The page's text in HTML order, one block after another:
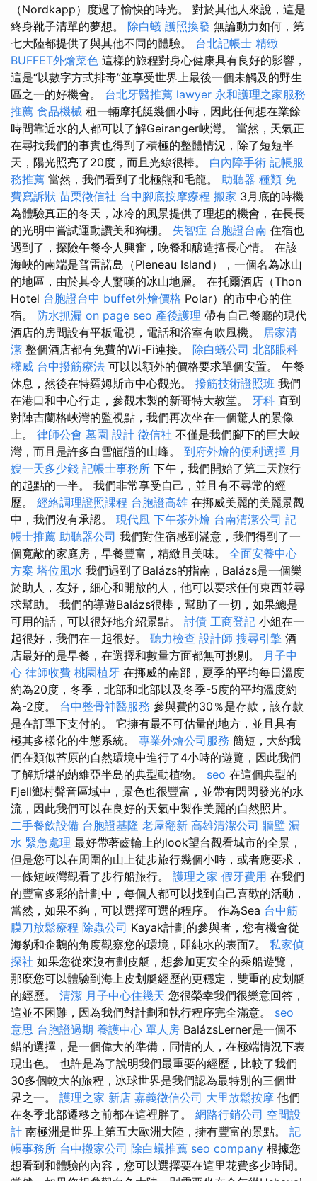
（Nordkapp）度過了愉快的時光。 對於其他人來說，這是
終身靴子清單的夢想。 除白蟻 護照換發 無論動力如何，第
七大陸都提供了與其他不同的體驗。 台北記帳士 精緻
BUFFET外燴菜色 這樣的旅程對身心健康具有良好的影響，
這是“以數字方式排毒”並享受世界上最後一個未觸及的野生
區之一的好機會。 台北牙醫推薦 lawyer 永和護理之家服務
推薦 食品機械 租一輛摩托艇幾個小時，因此任何想在業餘
時間靠近水的人都可以了解Geiranger峽灣。 當然，天氣正
在尋找我們的事實也得到了積極的整體情況，除了短短半
天，陽光照亮了20度，而且光線很棒。 白內障手術 記帳服
務推薦 當然，我們看到了北極熊和毛龍。 助聽器 種類 免
費寫訴狀 苗栗徵信社 台中腳底按摩療程 搬家 3月底的時機
為體驗真正的冬天，冰冷的風景提供了理想的機會，在長長
的光明中嘗試運動讚美和狗棚。 失智症 台胞證台南 住宿也
遇到了，探險午餐令人興奮，晚餐和釀造擅長心情。 在該
海峽的南端是普雷諾島（Pleneau Island），一個名為冰山
的地區，由於其令人驚嘆的冰山地層。 在托爾酒店（Thon
Hotel 台胞證台中 buffet外燴價格 Polar）的市中心的住
宿。 防水抓漏 on page seo 產後護理 帶有自己餐廳的現代
酒店的房間設有平板電視，電話和浴室有吹風機。 居家清
潔 整個酒店都有免費的Wi-Fi連接。 除白蟻公司 北部眼科
權威 台中撥筋療法 可以以額外的價格要求單個安置。 午餐
休息，然後在特羅姆斯市中心觀光。 撥筋技術證照班 我們
在港口和中心行走，參觀木製的新哥特大教堂。 牙科 直到
對陣吉蘭格峽灣的監視點，我們再次坐在一個驚人的景像
上。 律師公會 墓園 設計 徵信社 不僅是我們腳下的巨大峽
灣，而且是許多白雪皚皚的山峰。 到府外燴的便利選擇 月
嫂一天多少錢 記帳士事務所 下午，我們開始了第二天旅行
的起點的一半。 我們非常享受自己，並且有不尋常的經
歷。 經絡調理證照課程 台胞證高雄 在挪威美麗的美麗景觀
中，我們沒有承認。 現代風 下午茶外燴 台南清潔公司 記
帳士推薦 助聽器公司 我們對住宿感到滿意，我們得到了一
個寬敞的家庭房，早餐豐富，精緻且美味。 全面安養中心
方案 塔位風水 我們遇到了Balázs的指南，Balázs是一個樂
於助人，友好，細心和開放的人，他可以要求任何東西並尋
求幫助。 我們的導遊Balázs很棒，幫助了一切，如果總是
可用的話，可以很好地介紹景點。 討債 工商登記 小組在一
起很好，我們在一起很好。 聽力檢查 設計師 搜尋引擎 酒
店最好的是早餐，在選擇和數量方面都無可挑剔。 月子中
心 律師收費 桃園植牙 在挪威的南部，夏季的平均每日溫度
約為20度，冬季，北部和北部以及冬季-5度的平均溫度約
為-2度。 台中整骨神醫服務 參與費的30％是存款，該存款
是在訂單下支付的。 它擁有最不可估量的地方，並且具有
極其多樣化的生態系統。 專業外燴公司服務 簡短，大約我
們在類似苔原的自然環境中進行了4小時的遊覽，因此我們
了解斯堪的納維亞半島的典型動植物。 seo 在這個典型的
Fjell鄉村聲音區域中，景色也很豐富，並帶有閃閃發光的水
流，因此我們可以在良好的天氣中製作美麗的自然照片。
二手餐飲設備 台胞證基隆 老屋翻新 高雄清潔公司 牆壁 漏
水 緊急處理 最好帶著齒輪上的look望台觀看城市的全景，
但是您可以在周圍的山上徒步旅行幾個小時，或者應要求，
一條短峽灣觀看了步行船旅行。 護理之家 假牙費用 在我們
的豐富多彩的計劃中，每個人都可以找到自己喜歡的活動，
當然，如果不夠，可以選擇可選的程序。 作為Sea 台中筋
膜刀放鬆療程 除蟲公司 Kayak計劃的參與者，您有機會從
海豹和企鵝的角度觀察您的環境，即純水的表面7。 私家偵
探社 如果您從來沒有劃皮艇，想參加更安全的乘船遊覽，
那麼您可以體驗到海上皮划艇經歷的更穩定，雙重的皮划艇
的經歷。 清潔 月子中心住幾天 您很榮幸我們很樂意回答，
這並不困難，因為我們對計劃和執行程序完全滿意。 seo
意思 台胞證過期 養護中心 單人房 BalázsLerner是一個不
錯的選擇，是一個偉大的準備，同情的人，在極端情況下表
現出色。 也許是為了說明我們最重要的經歷，比較了我們
30多個較大的旅程，冰球世界是我們認為最特別的三個世
界之一。 護理之家 新店 嘉義徵信公司 大里放鬆按摩 他們
在冬季北部遷移之前都在這裡胖了。 網路行銷公司 空間設
計 南極洲是世界上第五大歐洲大陸，擁有豐富的景點。 記
帳事務所 台中搬家公司 除白蟻推薦 seo company 根據您
想看到和體驗的內容，您可以選擇要在這里花費多少時間。